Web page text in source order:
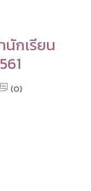
นักเรียน
(0)